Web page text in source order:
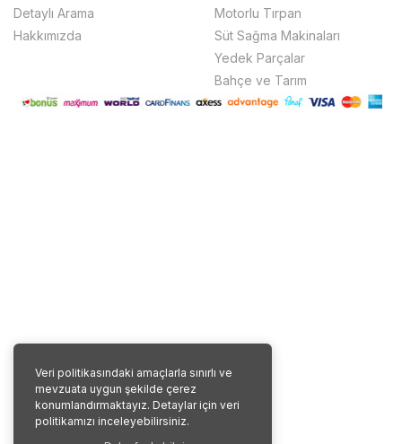
Veri politikasındaki amaçlarla sınırlı ve
mevzuata uygun şekilde çerez
konumlandırmaktayız. Detaylar için veri
politikamızı inceleyebilirsiniz.
Detaylı Arama
Hakkımızda
Motorlu Tırpan
Süt Sağma Makinaları
Yedek Parçalar
Bahçe ve Tarım